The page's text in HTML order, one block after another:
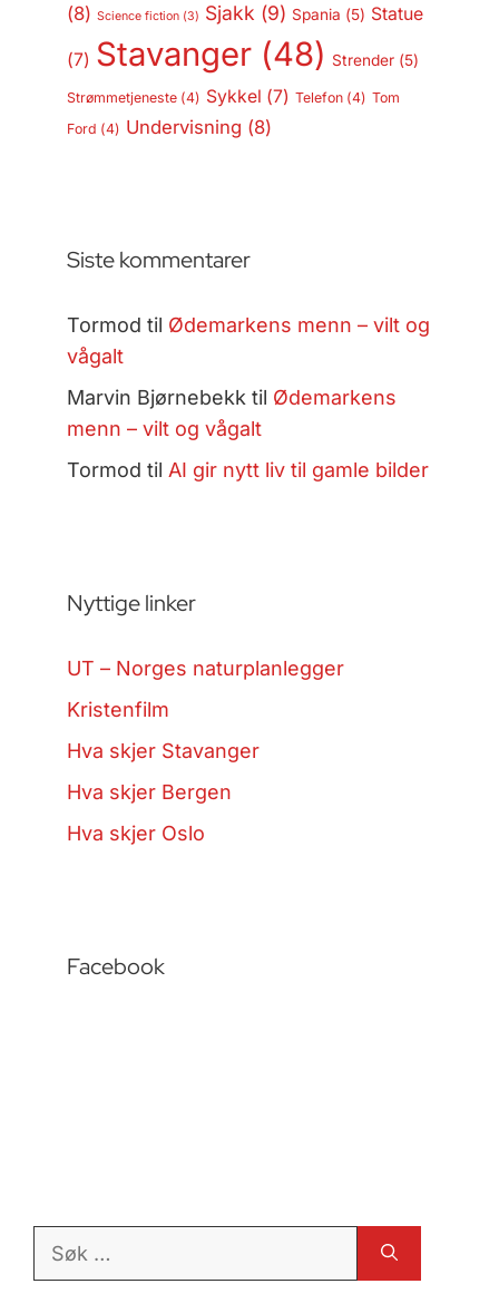
(8) Science fiction(3) Sjakk (9) Spania (5) Statue
(7) Stavanger(48) Strender(5)
Strømmetjeneste(4) Sykkel (7) Telefon(4) Tom
Ford (4) Undervisning (8)
Siste kommentarer
Tormod til Ødemarkens menn – vilt og
vågalt
Marvin Bjørnebekk til Ødemarkens
menn – vilt og vågalt
Tormod til AI gir nytt liv til gamle bilder
Nyttige linker
UT – Norges naturplanlegger
Kristenfilm
Hva skjer Stavanger
Hva skjer Bergen
Hva skjer Oslo
Facebook
Søk